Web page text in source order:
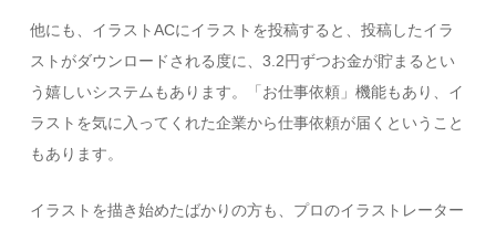
他にも、イラストACにイラストを投稿すると、投稿したイラ
ストがダウンロードされる度に、3.2円ずつお金が貯まるとい
う嬉しいシステムもあります。「お仕事依頼」機能もあり、イ
ラストを気に入ってくれた企業から仕事依頼が届くということ
もあります。
イラストを描き始めたばかりの方も、プロのイラストレーター